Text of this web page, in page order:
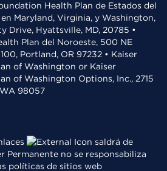
Health Plan de Estados del
Maryland, Virginia, y Washington,
Drive, Hyattsville, MD, 20785 •
Plan del Noroeste, 500 NE
Portland, OR 97232 • Kaiser
of Washington or Kaiser
of Washington Options, Inc., 2715
98057
saldrá de
Permanente no se responsabiliza
políticas de sitios web